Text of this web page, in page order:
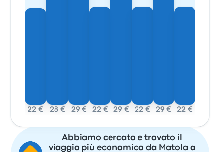
22 € 28 € 29 € 22 € 29 € 22 € 29 € 22 €
Abbiamo cercato e trovato il
viaggio più economico da Matola a